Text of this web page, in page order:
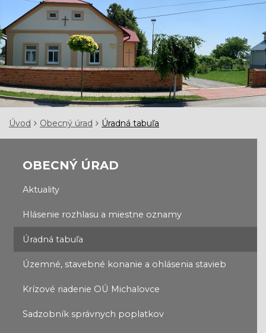
Úvod Obecný úrad Úradná tabuľa
OBECNÝ ÚRAD
Aktuality
Hlásenie rozhlasu a miestne oznamy
Úradná tabuľa
Územné, stavebné konanie a ohlásenia stavieb
Krízové riadenie OÚ Michalovce
Sadzobník správnych poplatkov